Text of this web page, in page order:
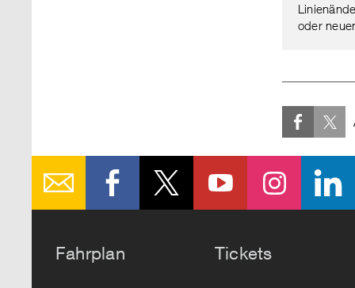
oder
Fahrplan Tickets